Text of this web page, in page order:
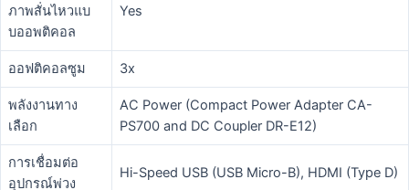
ภาพสั่นไหวแบ
บออพติคอล
Yes
ออฟติคอลซูม 3x
พลังงานทาง
เลือก
AC Power (Compact Power Adapter CA-
PS700 and DC Coupler DR-E12)
การเชื่อมต่อ
อุปกรณ์พ่วง
Hi-Speed USB (USB Micro-B), HDMI (Type D)